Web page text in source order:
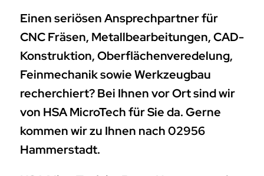
Einen seriösen Ansprechpartner für
CNC Fräsen, Metallbearbeitungen, CAD-
Konstruktion, Oberflächenveredelung,
Feinmechanik sowie Werkzeugbau
recherchiert? Bei Ihnen vor Ort sind wir
von HSA MicroTech für Sie da. Gerne
kommen wir zu Ihnen nach 02956
Hammerstadt.